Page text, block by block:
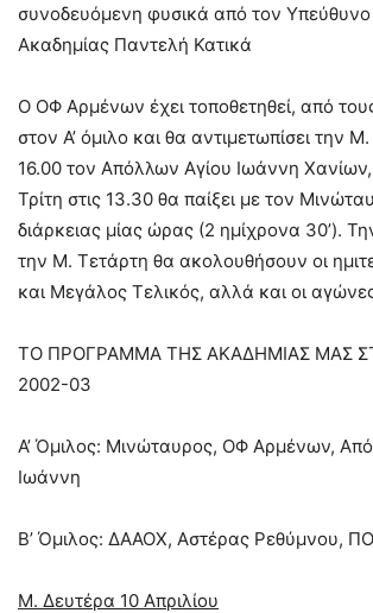
συνοδευόμενη φυσικά από τον
Ακαδημίας Παντελή Κατικά
Ο ΟΦ Αρμένων έχει τοποθετηθεί, από
στον Α’ όμιλο και θα αντιμετωπίσει την
16.00 τον Απόλλων Αγίου Ιωάννη
Τρίτη στις 13.30 θα παίξει με τον
διάρκειας μίας ώρας (2 ημίχρονα 30’).
την Μ. Τετάρτη θα ακολουθήσουν οι
και Μεγάλος Τελικός, αλλά και οι
ΤΟ ΠΡΟΓΡΑΜΜΑ ΤΗΣ ΑΚΑΔΗΜΙΑΣ ΜΑΣ
2002-03
Α’ Όμιλος: Μινώταυρος, ΟΦ Αρμένων,
Ιωάννη
Β’ Όμιλος: ΔΑΑΟΧ, Αστέρας Ρεθύμνου,
Μ. Δευτέρα 10 Απριλίου